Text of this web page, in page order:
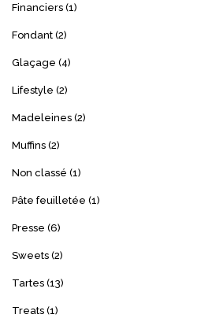
Financiers (1)
Fondant (2)
Glaçage (4)
Lifestyle (2)
Madeleines (2)
Muffins (2)
Non classé (1)
Pâte feuilletée (1)
Presse (6)
Sweets (2)
Tartes (13)
Treats (1)